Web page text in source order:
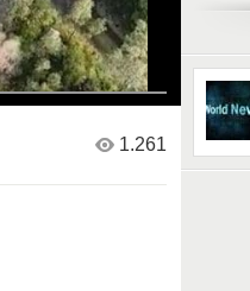
https://
1.261